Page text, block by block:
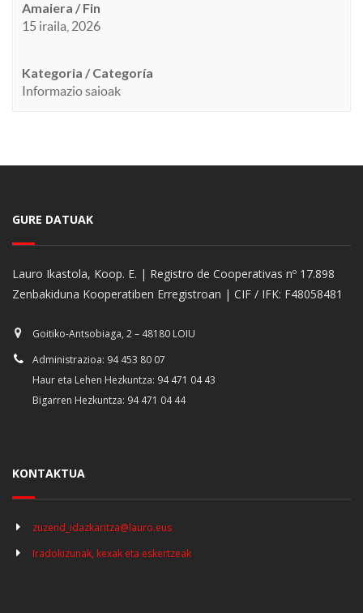
Amaiera / Fin
15 iraila, 2026
Kategoria / Categoría
Informazio saioak
GURE DATUAK
Lauro Ikastola, Koop. E. | Registro de Cooperativas nº 17.898
Zenbakiduna Kooperatiben Erregistroan | CIF / IFK: F48058481
Goitiko-Antsobiaga, 2 – 48180 LOIU
Administrazioa: 94 453 80 07
Haur eta Lehen Hezkuntza: 94 471 04 43
Bigarren Hezkuntza: 94 471 04 44
KONTAKTUA
zuzend_idazkaritza@lauro.eus
Iradokizunak, kexak eta eskertzeak